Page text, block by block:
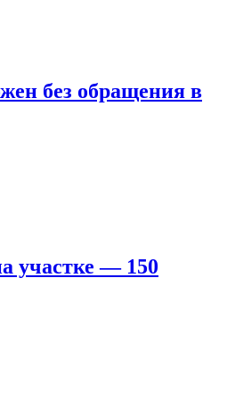
без обращения в
участке — 150